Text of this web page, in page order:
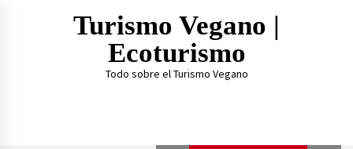
Turismo Vegano |
Ecoturismo
Todo sobre el Turismo Vegano